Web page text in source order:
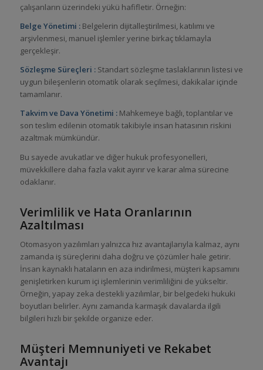
çalışanların üzerindeki yükü hafifletir. Örneğin:
Belge Yönetimi :Belgelerin dijitalleştirilmesi, katılımı ve
arşivlenmesi, manuel işlemler yerine birkaç tıklamayla
gerçekleşir.
Sözleşme Süreçleri :Standart sözleşme taslaklarının listesi ve
uygun bileşenlerin otomatik olarak seçilmesi, dakikalar içinde
tamamlanır.
Takvim ve Dava Yönetimi :Mahkemeye bağlı, toplantılar ve
son teslim edilenin otomatik takibiyle insan hatasının riskini
azaltmak mümkündür.
Bu sayede avukatlar ve diğer hukuk profesyonelleri,
müvekkillere daha fazla vakit ayırır ve karar alma sürecine
odaklanır.
Verimlilik ve Hata Oranlarının
Azaltılması
Otomasyon yazılımları yalnızca hız avantajlarıyla kalmaz, aynı
zamanda iş süreçlerini daha doğru ve çözümler hale getirir.
İnsan kaynaklı hataların en aza indirilmesi, müşteri kapsamını
genişletirken kurum içi işlemlerinin verimliliğini de yükseltir.
Örneğin, yapay zeka destekli yazılımlar, bir belgedeki hukuki
boyutları belirler. Aynı zamanda karmaşık davalarda ilgili
bilgileri hızlı bir şekilde organize eder.
Müşteri Memnuniyeti ve Rekabet
Avantajı